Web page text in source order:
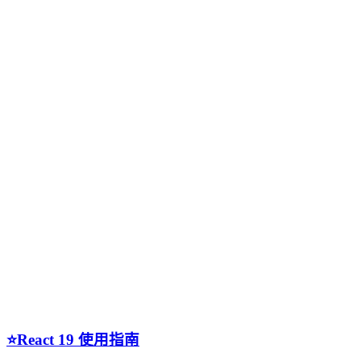
⭐️React 19 使用指南